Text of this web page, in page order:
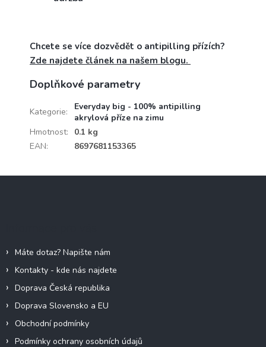
Chcete se více dozvědět o antipilling přízích?
Zde najdete článek na našem blogu.
Doplňkové parametry
Kategorie:
Everyday big - 100% antipilling
akrylová příze na zimu
Hmotnost:
0.1 kg
EAN: 8697681153365
Máte dotaz? Napište nám
Kontakty - kde nás najdete
Doprava Česká republika
Doprava Slovensko a EU
Obchodní podmínky
Podmínky ochrany osobních údajů